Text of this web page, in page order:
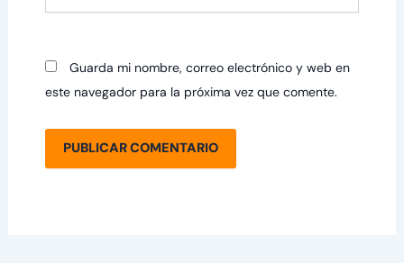
Guarda mi nombre, correo electrónico y web en
este navegador para la próxima vez que comente.